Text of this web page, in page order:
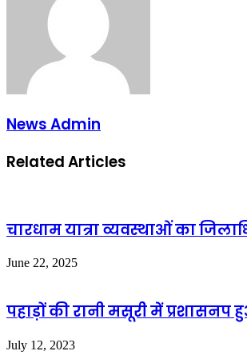
News Admin
Related Articles
चारधाम यात्रा व्यवस्थाओं का
June 22, 2025
पहाड़ों की रानी मसूरी में प्रशासनप
July 12, 2023